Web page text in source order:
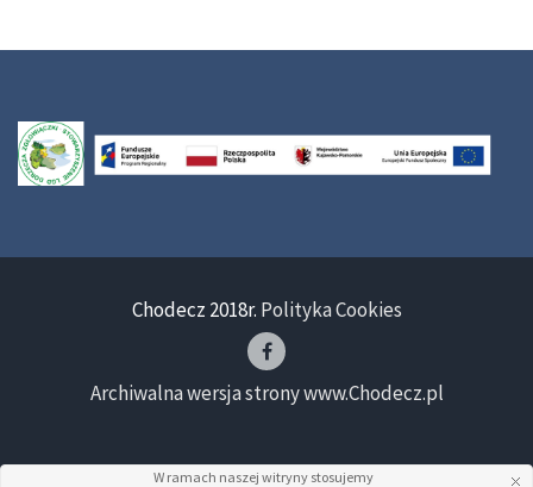
Chodecz 2018r. Polityka Cookies
Archiwalna wersja strony www.Chodecz.pl
W ramach naszej witryny stosujemy